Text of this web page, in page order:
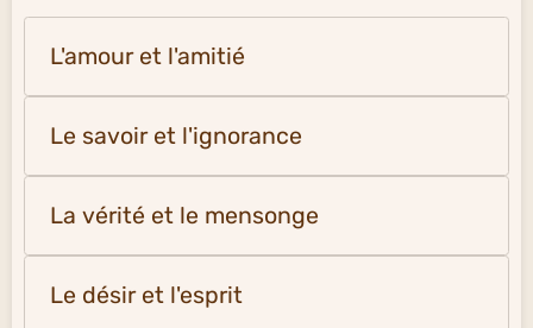
L'amour et l'amitié
Le savoir et l'ignorance
La vérité et le mensonge
Le désir et l'esprit